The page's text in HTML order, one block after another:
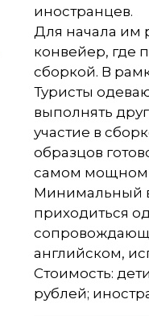
иностранцев.
Для начала им
конвейер, где
сборкой. В
Туристы
выполнять
участие в
образцов
самом мощном
Минимальный
приходиться
английском,
Стоимость:
рублей;